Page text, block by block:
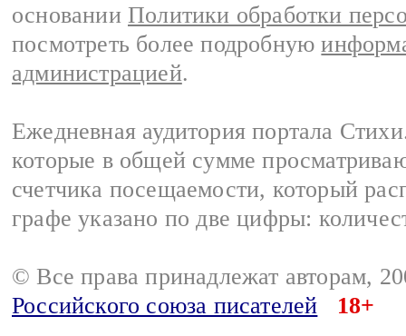
основании Политики обработки
посмотреть более подробную
администрацией.
Ежедневная аудитория портала
которые в общей сумме
счетчика посещаемости, который
графе указано по две цифры:
© Все права принадлежат авторам,
Российского союза писателей
18+